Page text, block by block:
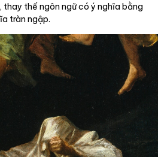
thế ngôn ngữ có ý nghĩa bằng
tràn ngập.